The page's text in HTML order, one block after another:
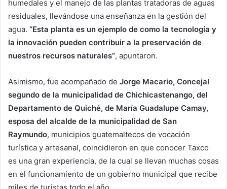
humedales y el manejo de las plantas tratadoras de aguas
residuales, llevándose una enseñanza en la gestión del
agua. “Esta planta es un ejemplo de como la tecnología y
la innovación pueden contribuir a la preservación de
nuestros recursos naturales”, apuntaron.
Asimismo, fue acompañado de Jorge Macario, Concejal
segundo de la municipalidad de Chichicastenango, del
Departamento de Quiché, de María Guadalupe Camay,
esposa del alcalde de la municipalidad de San
Raymundo, municipios guatemaltecos de vocación
turística y artesanal, coincidieron en que conocer Taxco
es una gran experiencia, de la cual se llevan muchas cosas
en el funcionamiento de un gobierno municipal que recibe